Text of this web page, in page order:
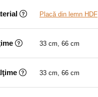
Placă din lemn HDF
33 cm, 66 cm
33 cm, 66 cm